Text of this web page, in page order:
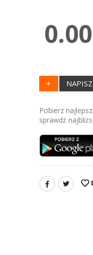
0.00
+
Pobierz
sprawdź
UDOSTĘPNIJ: